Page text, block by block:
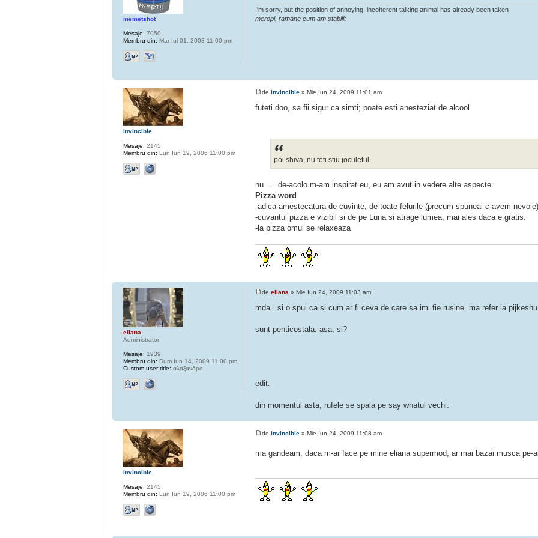
I'm sorry, but the position of annoying, incoherent talking animal has already been taken
meropi, ramane cum am stabilit
memetshot
Mesaje: 7050
Membru din: Mar Iul 01, 2003 11:00 pm
de Invincible » Mie Iun 24, 2009 11:01 am
futeti doo, sa fii sigur ca simti; poate esti anesteziat de alcool
poi shiva, nu toti stiu joculetul.
nu .... de-acolo m-am inspirat eu, eu am avut in vedere alte aspecte.
Pizza word
-adica amestecatura de cuvinte, de toate felurile (precum spuneai c-avem
-cuvantul pizza e vizibil si de pe Luna si atrage lumea, mai ales daca e gratis.
-la pizza omul se relaxeaza
Invincible
Mesaje: 2145
Membru din: Lun Iun 19, 2006 11:00 pm
de eliana » Mie Iun 24, 2009 11:03 am
mda...si o spui ca si cum ar fi ceva de care sa imi fie rusine. ma refer la
sunt penticostala. asa, si?
edit.
din momentul asta, rufele se spala pe say whatul vechi.
eliana
Administrator
Mesaje: 1939
Membru din: Dum Iun 14, 2009 11:00 pm
Custom user title: αλαξανδρα
de Invincible » Mie Iun 24, 2009 11:08 am
ma gandeam, daca m-ar face pe mine eliana supermod, ar mai bazai musca pe-
Invincible
Mesaje: 2145
Membru din: Lun Iun 19, 2006 11:00 pm